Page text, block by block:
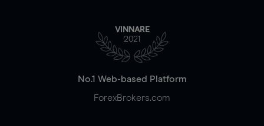
VINNARE
2021
No.1 Web-based Platform
ForexBrokers.com